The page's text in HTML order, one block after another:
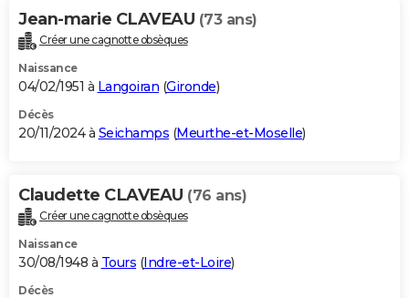
Jean-marie CLAVEAU (73 ans)
Créer une cagnotte obsèques
Naissance
04/02/1951 à Langoiran (Gironde)
Décès
20/11/2024 à Seichamps (Meurthe-et-Moselle)
Claudette CLAVEAU (76 ans)
Créer une cagnotte obsèques
Naissance
30/08/1948 à Tours (Indre-et-Loire)
Décès